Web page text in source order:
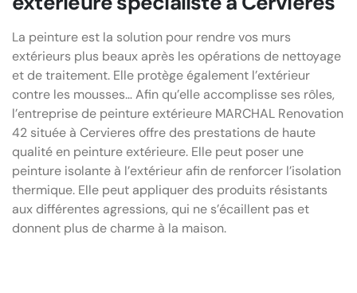
La peinture est la solution pour rendre vos murs
extérieurs plus beaux après les opérations de nettoyage
et de traitement. Elle protège également l’extérieur
contre les mousses… Afin qu’elle accomplisse ses rôles,
l’entreprise de peinture extérieure MARCHAL Renovation
42 située à Cervieres offre des prestations de haute
qualité en peinture extérieure. Elle peut poser une
peinture isolante à l’extérieur afin de renforcer l’isolation
thermique. Elle peut appliquer des produits résistants
aux différentes agressions, qui ne s’écaillent pas et
donnent plus de charme à la maison.